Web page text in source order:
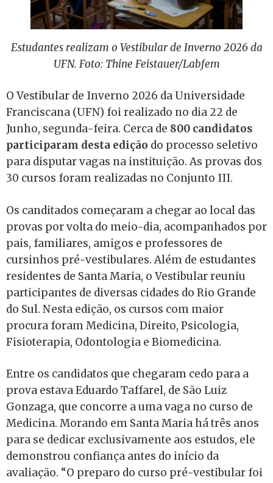
Estudantes realizam o Vestibular de Inverno 2026 da
UFN. Foto: Thine Feistauer/Labfem
O Vestibular de Inverno 2026 da Universidade
Franciscana (UFN) foi realizado no dia 22 de
Junho, segunda-feira. Cerca de 800 candidatos
participaram desta edição do processo seletivo
para disputar vagas na instituição. As provas dos
30 cursos foram realizadas no Conjunto III.
Os canditados começaram a chegar ao local das
provas por volta do meio-dia, acompanhados por
pais, familiares, amigos e professores de
cursinhos pré-vestibulares. Além de estudantes
residentes de Santa Maria, o Vestibular reuniu
participantes de diversas cidades do Rio Grande
do Sul. Nesta edição, os cursos com maior
procura foram Medicina, Direito, Psicologia,
Fisioterapia, Odontologia e Biomedicina.
Entre os candidatos que chegaram cedo para a
prova estava Eduardo Taffarel, de São Luiz
Gonzaga, que concorre a uma vaga no curso de
Medicina. Morando em Santa Maria há três anos
para se dedicar exclusivamente aos estudos, ele
demonstrou confiança antes do início da
avaliação. “O preparo do curso pré-vestibular foi